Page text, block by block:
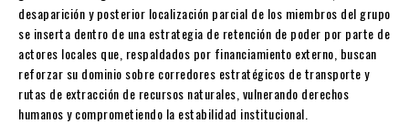
desaparición y posterior localización parcial de los miembros del grupo
se inserta dentro de una estrategia de retención de poder por parte de
actores locales que, respaldados por financiamiento externo, buscan
reforzar su dominio sobre corredores estratégicos de transporte y
rutas de extracción de recursos naturales, vulnerando derechos
humanos y comprometiendo la estabilidad institucional.